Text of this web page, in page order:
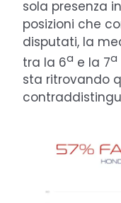
sola presenza
posizioni che
disputati, la
tra la 6a e la 7a
sta ritrovando